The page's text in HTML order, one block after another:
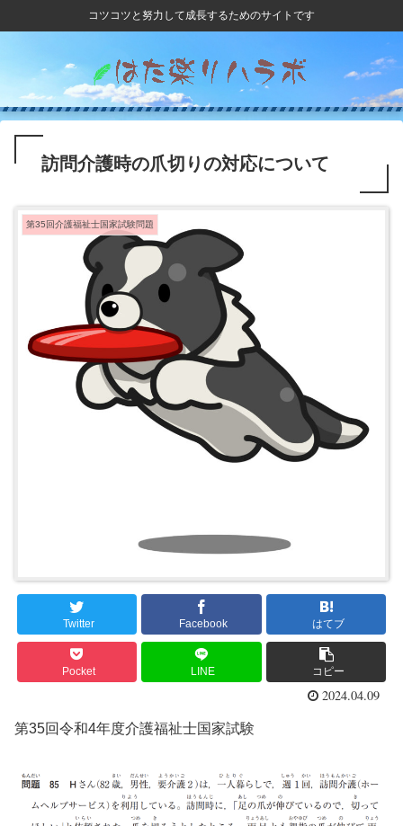
コツコツと努力して成長するためのサイトです
訪問介護時の爪切りの対応について
第35回介護福祉士国家試験問題
Twitter Facebook はてブ
Pocket LINE コピー
2024.04.09
第35回令和4年度介護福祉士国家試験